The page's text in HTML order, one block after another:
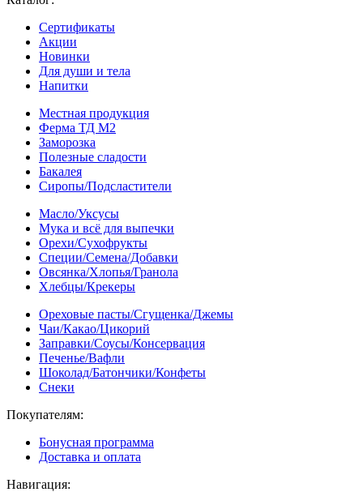
Сертификаты
Акции
Новинки
Для души и тела
Напитки
Местная продукция
Ферма ТД М2
Заморозка
Полезные сладости
Бакалея
Сиропы/Подсластители
Масло/Уксусы
Мука и всё для выпечки
Орехи/Сухофрукты
Специи/Семена/Добавки
Овсянка/Хлопья/Гранола
Хлебцы/Крекеры
Ореховые пасты/Сгущенка/Джемы
Чаи/Какао/Цикорий
Заправки/Соусы/Консервация
Печенье/Вафли
Шоколад/Батончики/Конфеты
Снеки
Покупателям:
Бонусная программа
Доставка и оплата
Навигация: